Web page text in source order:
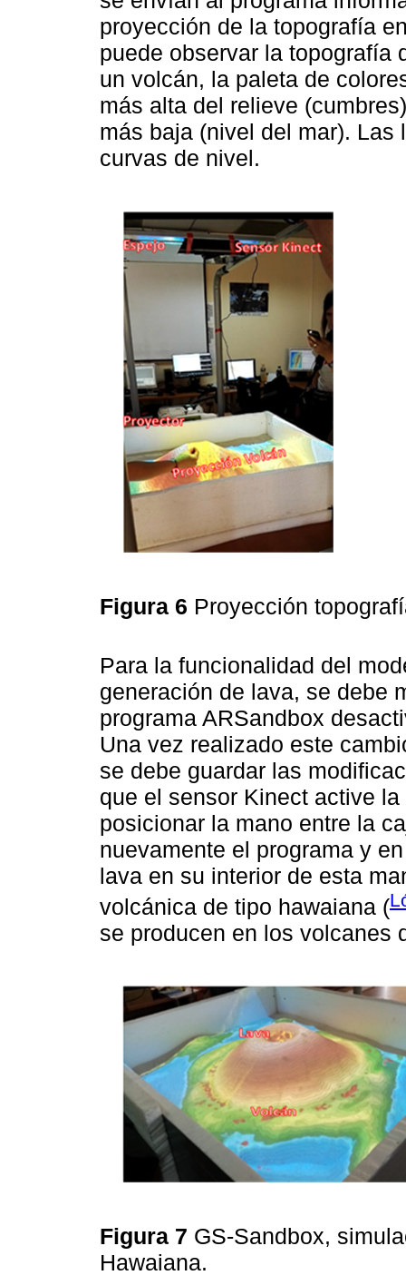
proyección de la topografía
puede observar la topografía
un volcán, la paleta de
más alta del relieve
más baja (nivel del mar).
curvas de nivel.
Figura 6 Proyección
Para la funcionalidad del
generación de lava, se debe
programa ARSandbox
Una vez realizado este
se debe guardar las
que el sensor Kinect active
posicionar la mano entre la
nuevamente el programa y
lava en su interior de esta
volcánica de tipo hawaiana (
se producen en los volcanes
Figura 7 GS-Sandbox,
Hawaiana.